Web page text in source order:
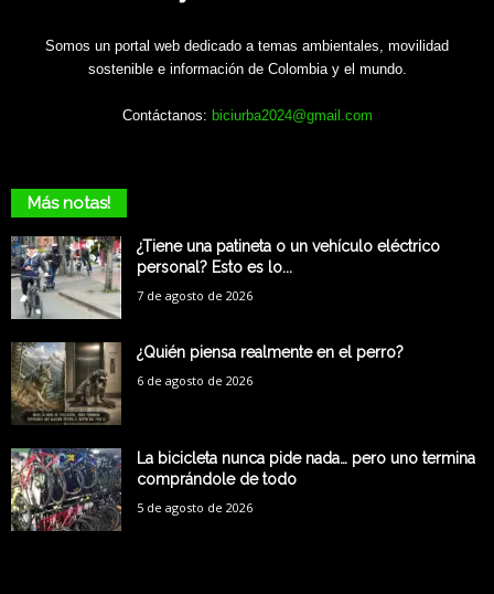
Somos un portal web dedicado a temas ambientales, movilidad
sostenible e información de Colombia y el mundo.
Contáctanos: biciurba2024@gmail.com
Más notas!
¿Tiene una patineta o un vehículo eléctrico
personal? Esto es lo...
7 de agosto de 2026
¿Quién piensa realmente en el perro?
6 de agosto de 2026
La bicicleta nunca pide nada… pero uno termina
comprándole de todo
5 de agosto de 2026